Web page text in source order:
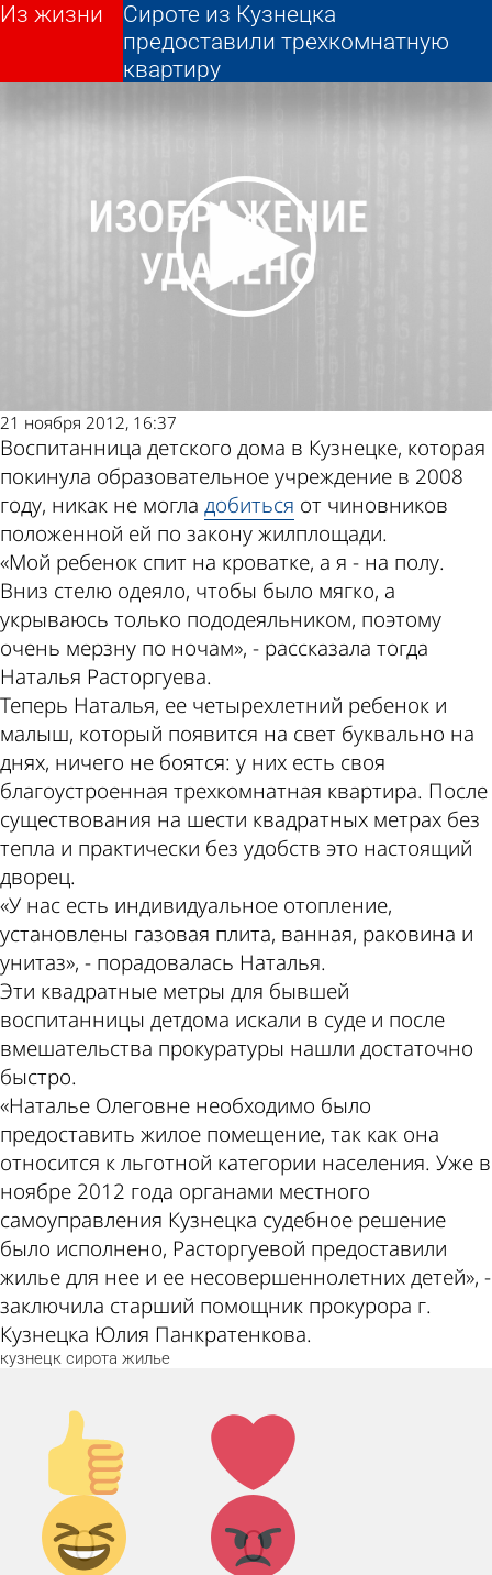
Сироте из Кузнецка
предоставили трехкомнатную
квартиру
Из жизни
21 ноября 2012, 16:37
Воспитанница детского дома в Кузнецке, которая
покинула образовательное учреждение в 2008
году, никак не могла добиться от чиновников
положенной ей по закону жилплощади.
«Мой ребенок спит на кроватке, а я - на полу.
Вниз стелю одеяло, чтобы было мягко, а
укрываюсь только пододеяльником, поэтому
очень мерзну по ночам», - рассказала тогда
Наталья Расторгуева.
Теперь Наталья, ее четырехлетний ребенок и
малыш, который появится на свет буквально на
днях, ничего не боятся: у них есть своя
благоустроенная трехкомнатная квартира. После
существования на шести квадратных метрах без
тепла и практически без удобств это настоящий
дворец.
«У нас есть индивидуальное отопление,
установлены газовая плита, ванная, раковина и
унитаз», - порадовалась Наталья.
Эти квадратные метры для бывшей
воспитанницы детдома искали в суде и после
вмешательства прокуратуры нашли достаточно
быстро.
«Наталье Олеговне необходимо было
предоставить жилое помещение, так как она
относится к льготной категории населения. Уже в
ноябре 2012 года органами местного
самоуправления Кузнецка судебное решение
было исполнено, Расторгуевой предоставили
жилье для нее и ее несовершеннолетних детей», -
заключила старший помощник прокурора г.
Кузнецка Юлия Панкратенкова.
кузнецк сирота жилье
Палец
вверх!
0
Лайк!
0
Дикий
смех!
Агрессия!
Сироте из Кузнецка
предоставили трехкомнатную
квартиру
Из жизни
Другие новости
по теме
Погода и курсы
валют в Пензе